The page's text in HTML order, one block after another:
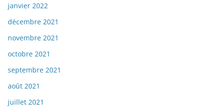
janvier 2022
décembre 2021
novembre 2021
octobre 2021
septembre 2021
août 2021
juillet 2021